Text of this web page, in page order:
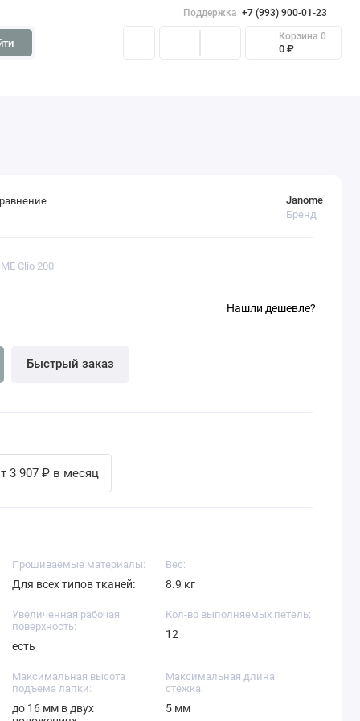
Поддержка +7 (993) 900-01-23
Корзина 0
0 ₽
Clio 200
Janome
Бренд
Быстрый заказ
Нашли дешевле?
3 907 ₽ в месяц
Прошиваемые материалы:
Для всех типов тканей:
Вес:
8.9 кг
Увеличенная рабочая
поверхность:
есть
Кол-во выполняемых петель:
12
Максимальная высота
подъема лапки:
до 16 мм в двух
Максимальная длина
стежка:
5 мм